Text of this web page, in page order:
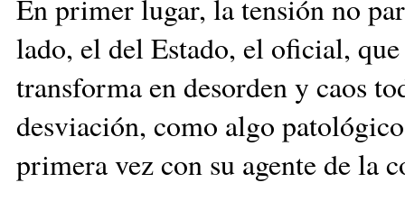
En primer lugar, la tensión no
lado, el del Estado, el oficial,
transforma en desorden y caos
desviación, como algo
primera vez con su agente de la